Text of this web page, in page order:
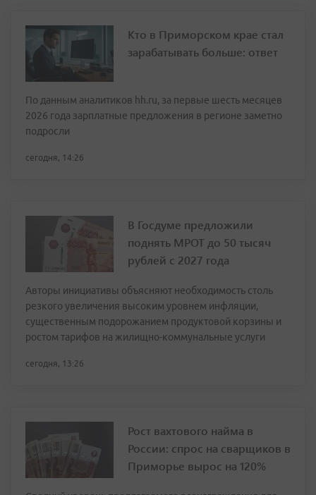
Кто в Приморском крае стал
зарабатывать больше: ответ
По данным аналитиков hh.ru, за первые шесть месяцев
2026 года зарплатные предложения в регионе заметно
подросли
сегодня, 14:26
В Госдуме предложили
поднять МРОТ до 50 тысяч
рублей с 2027 года
Авторы инициативы объясняют необходимость столь
резкого увеличения высоким уровнем инфляции,
существенным подорожанием продуктовой корзины и
ростом тарифов на жилищно-коммунальные услуги
сегодня, 13:26
Рост вахтового найма в
России: спрос на сварщиков в
Приморье вырос на 120%